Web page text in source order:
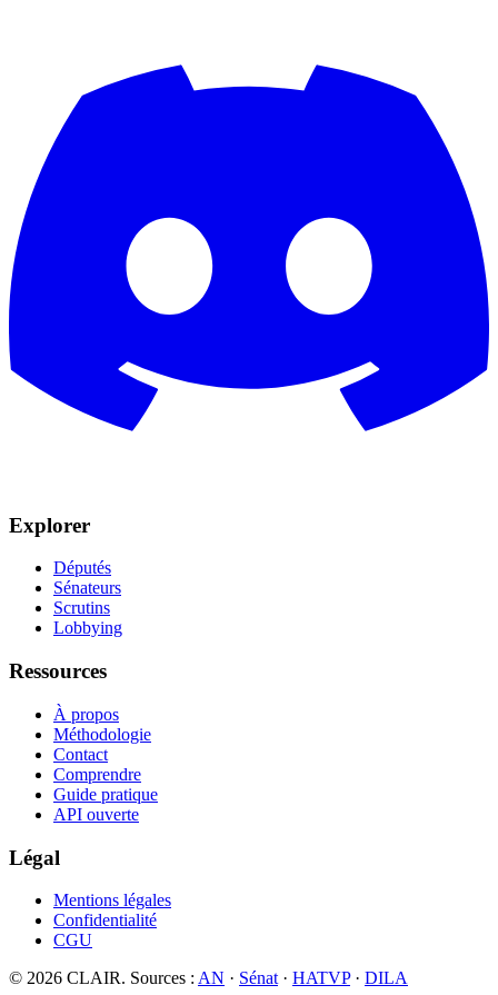
Explorer
Députés
Sénateurs
Scrutins
Lobbying
Ressources
À propos
Méthodologie
Contact
Comprendre
Guide pratique
API ouverte
Légal
Mentions légales
Confidentialité
CGU
© 2026 CLAIR. Sources : AN · Sénat · HATVP· DILA